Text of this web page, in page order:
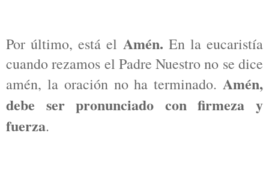
Por último, está el Amén. En la eucaristía
cuando rezamos el Padre Nuestro no se dice
amén, la oración no ha terminado. Amén,
debe ser pronunciado con firmeza y
fuerza.